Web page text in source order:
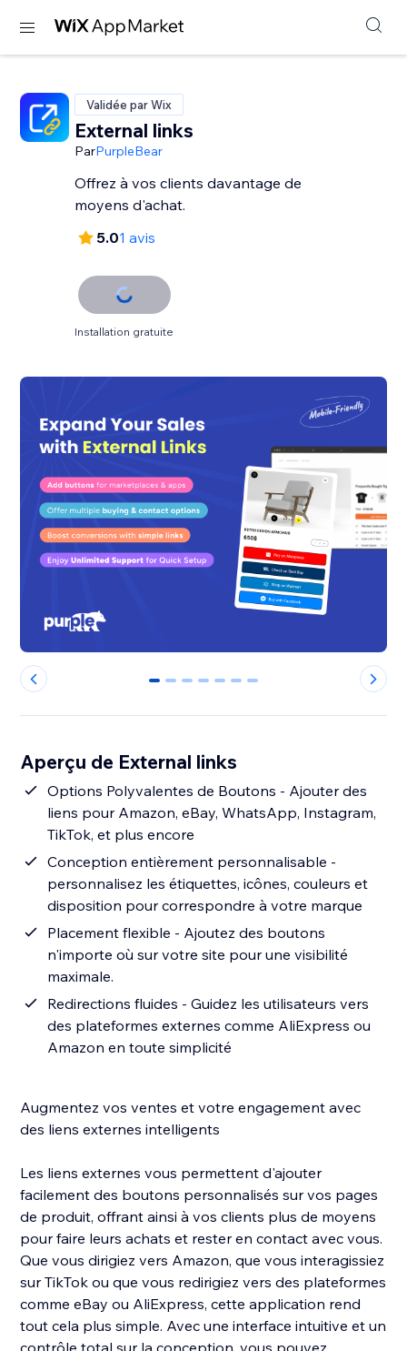
Validée par Wix
External links
ParPurpleBear
Offrez à vos clients davantage de
moyens d'achat.
5.01 avis
Installation gratuite
0 1 2 3 4 5 6
Aperçu de External links
Options Polyvalentes de Boutons - Ajouter des
liens pour Amazon, eBay, WhatsApp, Instagram,
TikTok, et plus encore
Conception entièrement personnalisable -
personnalisez les étiquettes, icônes, couleurs et
disposition pour correspondre à votre marque
Placement flexible - Ajoutez des boutons
n'importe où sur votre site pour une visibilité
maximale.
Redirections fluides - Guidez les utilisateurs vers
des plateformes externes comme AliExpress ou
Amazon en toute simplicité
Augmentez vos ventes et votre engagement avec
des liens externes intelligents
Les liens externes vous permettent d'ajouter
facilement des boutons personnalisés sur vos pages
de produit, offrant ainsi à vos clients plus de moyens
pour faire leurs achats et rester en contact avec vous.
Que vous dirigiez vers Amazon, que vous interagissiez
sur TikTok ou que vous redirigiez vers des plateformes
comme eBay ou AliExpress, cette application rend
tout cela plus simple. Avec une interface intuitive et un